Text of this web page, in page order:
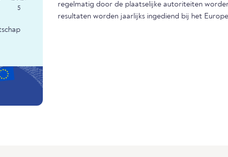
5
regelmatig door de plaatselijke autoriteiten
resultaten worden jaarlijks ingediend bij het